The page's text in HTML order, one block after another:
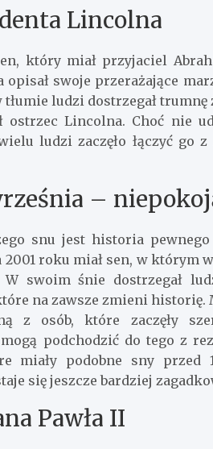
Lincolna
który miał przyjaciel
swoje przerażające
ludzi dostrzegał trumnę
Lincolna. Choć nie
ludzi zaczęło łączyć go
–
snu jest historia
roku miał sen, w którym
swoim śnie dostrzegał
na zawsze zmieni historię.
z osób, które zaczęły
podchodzić do tego z
miały podobne sny przed
się jeszcze bardziej
Pawła II